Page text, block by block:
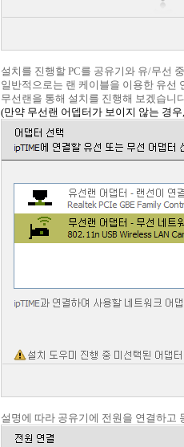
설치를 진행할 PC를 공유기와 유/무선
일반적으로는 랜 케이블을 이용한 유선
무선랜을 통해 설치를 진행해 보겠습니
(만약 무선랜 어뎁터가 보이지 않는 경
설명에 따라 공유기에 전원을 연결하고